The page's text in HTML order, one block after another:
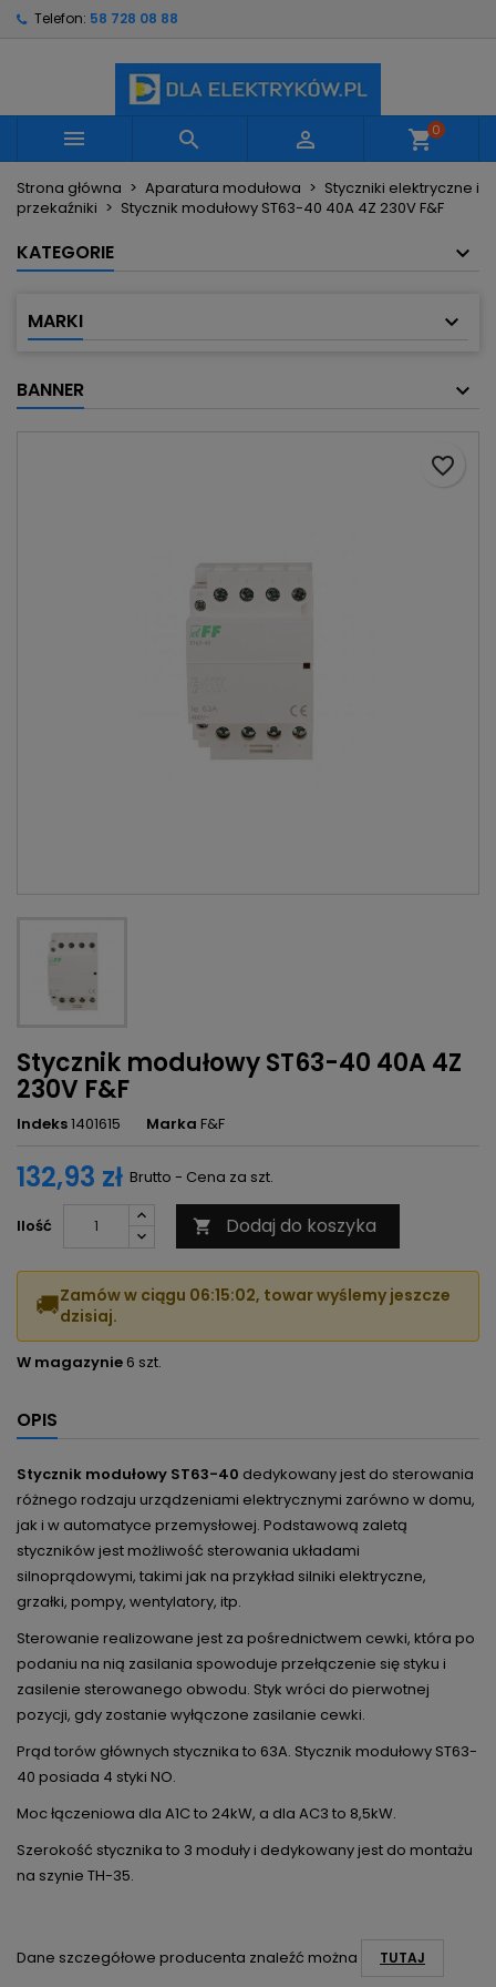
Telefon: 58 728 08 88
   shopping_cart0
Strona główna Aparatura modułowa
Styczniki elektryczne i
przekaźniki
Stycznik modułowy ST63-40 40A 4Z 230V F&F
KATEGORIE
MARKI
BANNER
Stycznik modułowy ST63-40 40A 4Z
230V F&F
Indeks1401615 Marka F&F
132,93 zł Brutto - Cena za szt.
Ilość  Dodaj do koszyka
favorite_border
🚚Zamów w ciągu 06:15:01, towar wyślemy jeszcze
dzisiaj.
W magazynie 6 szt.
OPIS
Stycznik modułowy ST63-40 dedykowany jest do sterowania
różnego rodzaju urządzeniami elektrycznymi zarówno w domu,
jak i w automatyce przemysłowej. Podstawową zaletą
styczników jest możliwość sterowania układami
silnoprądowymi, takimi jak na przykład silniki elektryczne,
grzałki, pompy, wentylatory, itp.
Sterowanie realizowane jest za pośrednictwem cewki, która po
podaniu na nią zasilania spowoduje przełączenie się styku i
zasilenie sterowanego obwodu. Styk wróci do pierwotnej
pozycji, gdy zostanie wyłączone zasilanie cewki.
Prąd torów głównych stycznika to 63A. Stycznik modułowy ST63-
40 posiada 4 styki NO.
Moc łączeniowa dla A1C to 24kW, a dla AC3 to 8,5kW.
Szerokość stycznika to 3 moduły i dedykowany jest do montażu
na szynie TH-35.
Dane szczegółowe producenta znaleźć można TUTAJ
Utwórz nową listę
Nazwa listy życzeń
Anuluj Utwórz listę życzeń
Musisz być zalogowany by zapisać produkty na
swojej liście życzeń.
Anuluj Zaloguj się